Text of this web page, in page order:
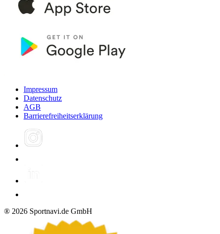
Impressum
Datenschutz
AGB
Barrierefreiheitserklärung
® 2026 Sportnavi.de GmbH